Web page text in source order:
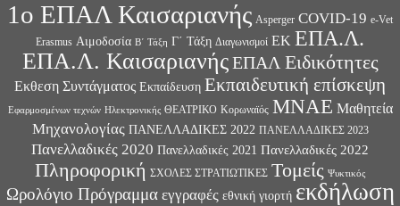
1ο ΕΠΑΛ Καισαριανής Asperger COVID-19 e-Vet
Erasmus Αιμοδοσία Β΄ Τάξη Γ΄ Τάξη Διαγωνισμοί ΕΚ ΕΠΑ.Λ.
ΕΠΑ.Λ. Καισαριανής ΕΠΑΛ Ειδικότητες
Εκθεση Συντάγματος Εκπαίδευση Εκπαιδευτική επίσκεψη
Εφαρμοσμένων τεχνών Ηλεκτρονικής ΘΕΑΤΡΙΚΟ Κορωναϊός ΜΝΑΕ Μαθητεία
Μηχανολογίας ΠΑΝΕΛΛΑΔΙΚΕΣ 2022 ΠΑΝΕΛΛΑΔΙΚΕΣ 2023
Πανελλαδικές 2020 Πανελλαδικές 2021 Πανελλαδικές 2022
Πληροφορική ΣΧΟΛΕΣ ΣΤΡΑΤΙΩΤΙΚΕΣ Τομείς Ψυκτικός
Ωρολόγιο Πρόγραμμα εγγραφές εθνική γιορτή εκδήλωση